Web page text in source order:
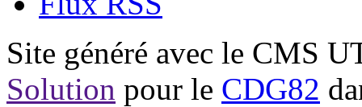
Site généré avec le CMS
Solution pour le CDG82